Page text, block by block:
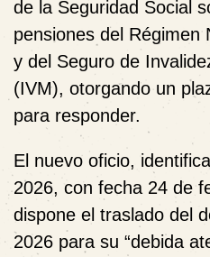
de la Seguridad Social
pensiones del Régimen
y del Seguro de
(IVM), otorgando un
para responder.
El nuevo oficio,
2026, con fecha 24 de
dispone el traslado del
2026 para su “debida